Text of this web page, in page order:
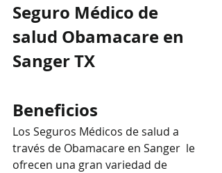
Seguro Médico de
salud Obamacare en
Sanger TX
Beneficios
Los Seguros Médicos de salud a
través de Obamacare en Sanger  le
ofrecen una gran variedad de